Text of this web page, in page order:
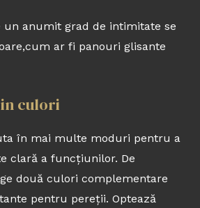
un anumit grad de intimitate se
ar fi panouri glisante
culori
în mai multe moduri pentru a
clară a funcțiunilor. De
două culori complementare
pentru pereții. Optează